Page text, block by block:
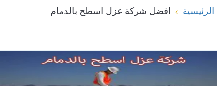
الرئيسية افضل شركة عزل اسطح بالدمام